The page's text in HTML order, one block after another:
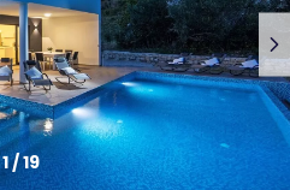
1/19